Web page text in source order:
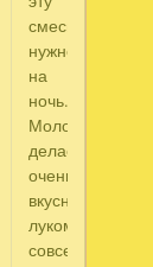
смесь
нужно
на
ночь.
Молоко
делается
очень
вкусным,
луком
совсем